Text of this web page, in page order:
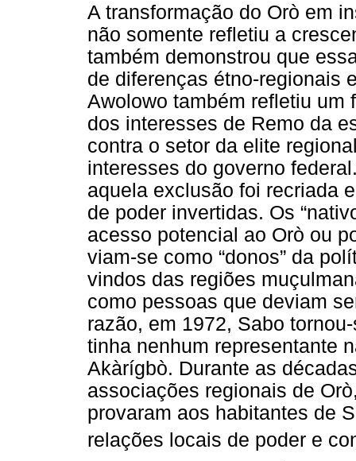
A transformação do Orò em
não somente refletiu a
também demonstrou que
de diferenças étno-regionais
Awolowo também refletiu um
dos interesses de Remo da
contra o setor da elite
interesses do governo
aquela exclusão foi recriada
de poder invertidas. Os
acesso potencial ao Orò ou
viam-se como “donos” da
vindos das regiões
como pessoas que deviam
razão, em 1972, Sabo
tinha nenhum representante
Akàrígbò. Durante as
associações regionais de
provaram aos habitantes de
relações locais de poder e